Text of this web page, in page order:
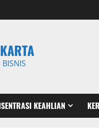
KEAHLIAN